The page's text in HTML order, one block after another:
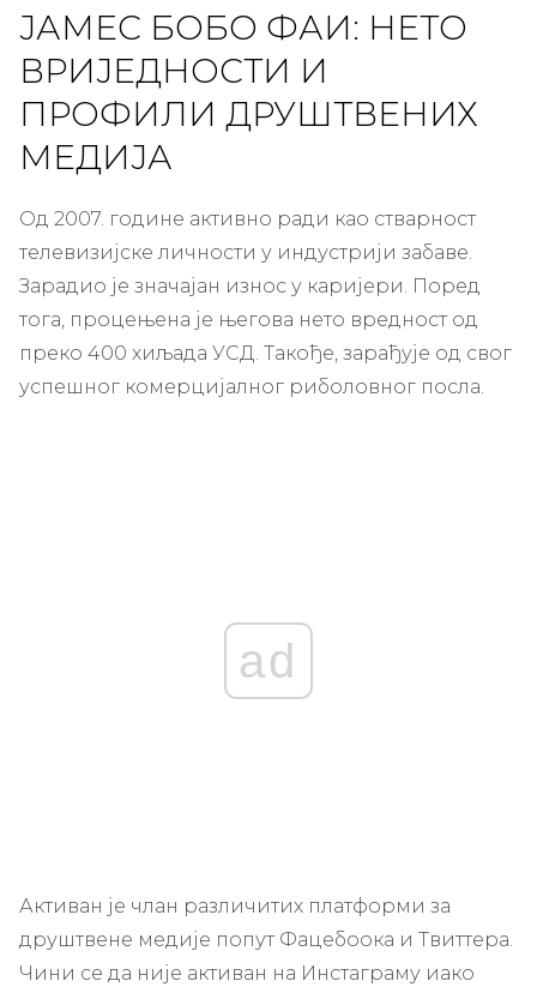
ЈАМЕС БОБО ФАИ: НЕТО
ВРИЈЕДНОСТИ И
ПРОФИЛИ ДРУШТВЕНИХ
МЕДИЈА
Од 2007. године активно ради као стварност
телевизијске личности у индустрији забаве.
Зарадио је значајан износ у каријери. Поред
тога, процењена је његова нето вредност од
преко 400 хиљада УСД. Такође, зарађује од свог
успешног комерцијалног риболовног посла.
ad
Активан је члан различитих платформи за
друштвене медије попут Фацебоока и Твиттера.
Чини се да није активан на Инстаграму иако